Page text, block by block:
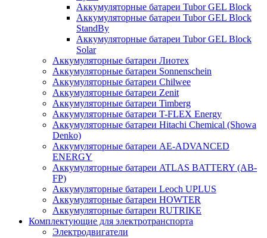
Аккумуляторные батареи Tubor GEL Block
Аккумуляторные батареи Tubor GEL Block
StandBy
Аккумуляторные батареи Tubor GEL Block
Solar
Аккумуляторные батареи Лиотех
Аккумуляторные батареи Sonnenschein
Аккумуляторные батареи Chilwee
Аккумуляторные батареи Zenit
Аккумуляторные батареи Timberg
Аккумуляторные батареи T-FLEX Energy
Аккумуляторные батареи Hitachi Chemical (Showa
Denko)
Аккумуляторные батареи АЕ-ADVANCED
ENERGY
Аккумуляторные батареи ATLAS BATTERY (AB-
FP)
Аккумуляторные батареи Leoch UPLUS
Аккумуляторные батареи HOWTER
Аккумуляторные батареи RUTRIKE
Комплектующие для электротранспорта
Электродвигатели